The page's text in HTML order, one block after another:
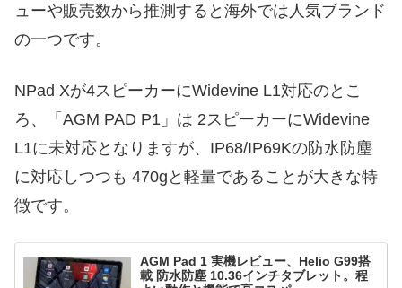
ューや販売数から推測すると海外では人気ブランド
の一つです。
NPad Xが4スピーカーにWidevine L1対応のとこ
ろ、「AGM PAD P1」は 2スピーカーにWidevine
L1に未対応となりますが、IP68/IP69Kの防水防塵
に対応しつつも 470gと軽量であることが大きな特
徴です。
AGM Pad 1 実機レビュー、Helio G99搭
載 防水防塵 10.36インチタブレット。程